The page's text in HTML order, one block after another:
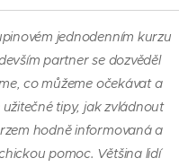
jednodenním kurzu
partner se dozvěděl
co můžeme očekávat a
tipy, jak zvládnout
hodně informovaná a
pomoc. Většina lidí